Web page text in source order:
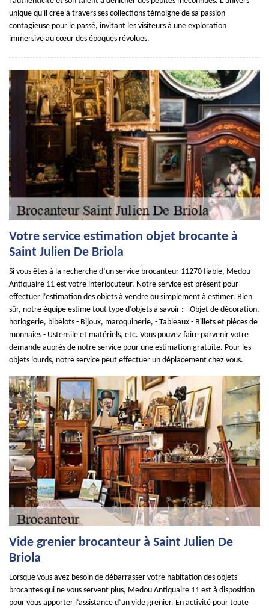
unique qu'il crée à travers ses collections témoigne de sa passion
contagieuse pour le passé, invitant les visiteurs à une exploration
immersive au cœur des époques révolues.
Votre service estimation objet brocante à
Saint Julien De Briola
Si vous êtes à la recherche d’un service brocanteur 11270 fiable, Medou
Antiquaire 11 est votre interlocuteur. Notre service est présent pour
effectuer l’estimation des objets à vendre ou simplement à estimer. Bien
sûr, notre équipe estime tout type d’objets à savoir : - Objet de décoration,
horlogerie, bibelots - Bijoux, maroquinerie, - Tableaux - Billets et pièces de
monnaies - Ustensile et matériels, etc. Vous pouvez faire parvenir votre
demande auprès de notre service pour une estimation gratuite. Pour les
objets lourds, notre service peut effectuer un déplacement chez vous.
Vide grenier brocanteur à Saint Julien De
Briola
Lorsque vous avez besoin de débarrasser votre habitation des objets
brocantes qui ne vous servent plus, Medou Antiquaire 11 est à disposition
pour vous apporter l’assistance d’un vide grenier. En activité pour toute